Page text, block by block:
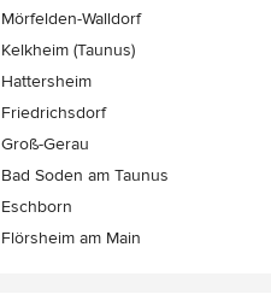
Mörfelden-Walldorf
Kelkheim (Taunus)
Hattersheim
Friedrichsdorf
Groß-Gerau
Bad Soden am Taunus
Eschborn
Flörsheim am Main